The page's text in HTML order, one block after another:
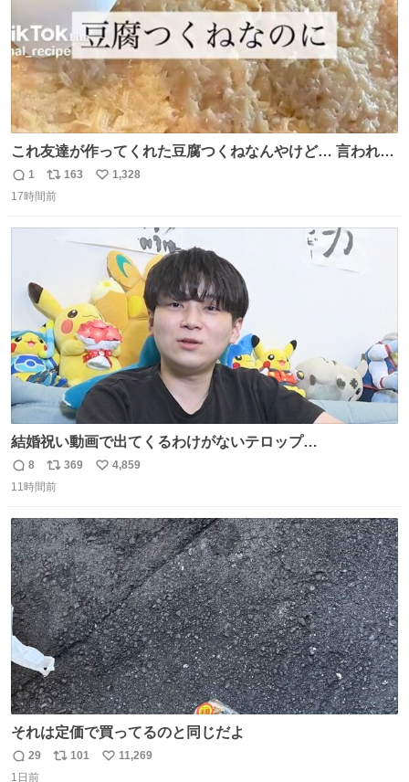
これ友達が作ってくれた豆腐つくねなんやけど… 言われる
まで豆腐って気づかなかった🤣✨ふわふわで食べ応えある
し普通につくねより好きかもしれん🥹🤍 ダイエット中でも
返
信
1
リ
ポ
163
い
数
1,328
17時間前
結婚祝い動画で出てくるわけがないテロップ
youtu.be/4pJ7U22AYtw
返
信
8
リ
ポ
ト
数
369
い
数
4,859
11時間前
それは定価で買ってるのと同じだよ
返
29
リ
101
い
11,269
1日前